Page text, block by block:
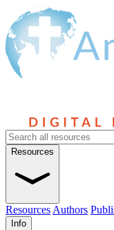
Resources
Resources Authors
Info